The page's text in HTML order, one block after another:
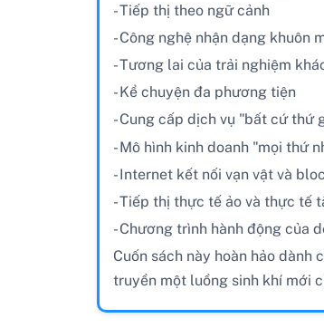
- Tiếp thị theo ngữ cảnh
- Công nghệ nhận dạng khuôn
- Tương lai của trải nghiệm
- Kể chuyện đa phương tiện
- Cung cấp dịch vụ "bất cứ thứ
- Mô hình kinh doanh "mọi thứ
- Internet kết nối vạn vật và
- Tiếp thị thực tế ảo và thực tế
- Chương trình hành động của
Cuốn sách này hoàn hảo
truyền một luồng sinh khí mới